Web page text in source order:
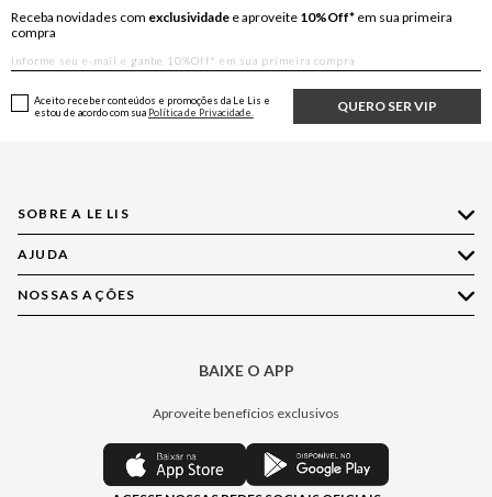
Receba novidades com exclusividade e aproveite 10%Off* em sua primeira
compra
QUERO SER VIP
Aceito receber conteúdos e promoções da Le Lis e
estou de acordo com sua Política de Privacidade.
SOBRE A LE LIS
Quem Somos
Nossas Lojas
Política de Privacidade
Central de Preferências
AJUDA
Compre pelo WhatsApp
Central de Relacionamento
Regulamentos
NOSSAS AÇÕES
BAIXE O APP
Aproveite benefícios exclusivos